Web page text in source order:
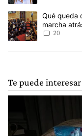
Un artículo deQué queda
marcha
20